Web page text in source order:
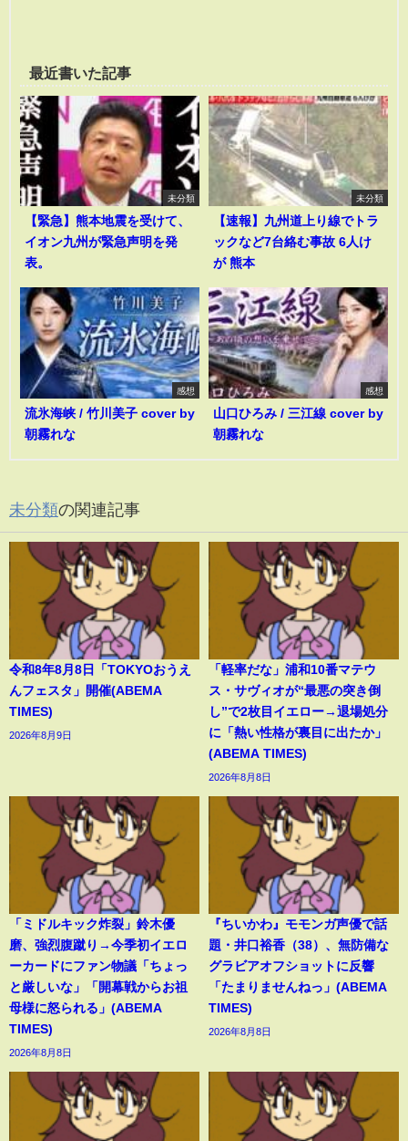
最近書いた記事
未分類
【緊急】熊本地震を受けて、
イオン九州が緊急声明を発
表。
未分類
【速報】九州道上り線でトラ
ックなど7台絡む事故 6人け
が 熊本
感想
流氷海峡 / 竹川美子 cover by
朝霧れな
感想
山口ひろみ / 三江線 cover by
朝霧れな
未分類の関連記事
令和8年8月8日「TOKYOおうえ
んフェスタ」開催(ABEMA
TIMES)
2026年8月9日
「軽率だな」浦和10番マテウ
ス・サヴィオが“最悪の突き倒
し”で2枚目イエロー→退場処分
に「熱い性格が裏目に出たか」
(ABEMA TIMES)
2026年8月8日
「ミドルキック炸裂」鈴木優
磨、強烈腹蹴り→今季初イエロ
ーカードにファン物議「ちょっ
と厳しいな」「開幕戦からお祖
母様に怒られる」(ABEMA
TIMES)
2026年8月8日
『ちいかわ』モモンガ声優で話
題・井口裕香（38）、無防備な
グラビアオフショットに反響
「たまりませんねっ」(ABEMA
TIMES)
2026年8月8日